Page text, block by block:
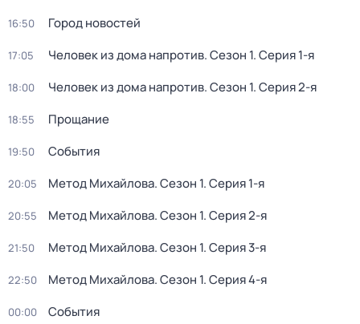
16:50 Город новостей
17:05 Человек из дома напротив. Сезон 1. Серия 1-я
18:00 Человек из дома напротив. Сезон 1. Серия 2-я
18:55 Прощание
19:50 События
20:05 Метод Михайлова. Сезон 1. Серия 1-я
20:55 Метод Михайлова. Сезон 1. Серия 2-я
21:50 Метод Михайлова. Сезон 1. Серия 3-я
22:50 Метод Михайлова. Сезон 1. Серия 4-я
00:00 События